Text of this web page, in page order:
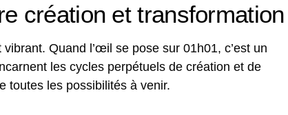
création et transformation
Quand l’œil se pose sur 01h01, c’est un
les cycles perpétuels de création et de
toutes les possibilités à venir.